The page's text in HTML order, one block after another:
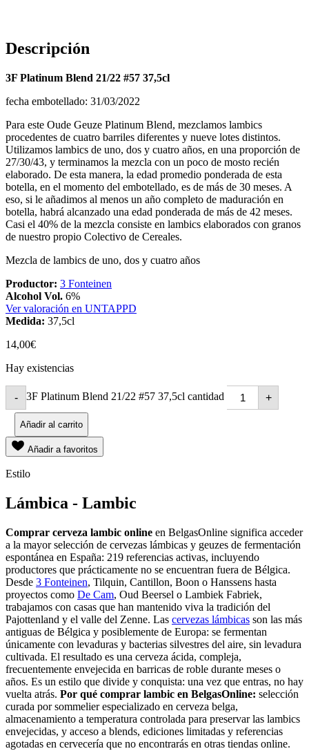
Descripción
3F Platinum Blend 21/22 #57 37,5cl
fecha embotellado: 31/03/2022
Para este Oude Geuze Platinum Blend, mezclamos lambics
procedentes de cuatro barriles diferentes y nueve lotes distintos.
Utilizamos lambics de uno, dos y cuatro años, en una proporción de
27/30/43, y terminamos la mezcla con un poco de mosto recién
elaborado. De esta manera, la edad promedio ponderada de esta
botella, en el momento del embotellado, es de más de 30 meses. A
eso, si le añadimos al menos un año completo de maduración en
botella, habrá alcanzado una edad ponderada de más de 42 meses.
Casi el 40% de la mezcla consiste en lambics elaborados con granos
de nuestro propio Colectivo de Cereales.
Mezcla de lambics de uno, dos y cuatro años
Productor: 3 Fonteinen
Alcohol Vol. 6%
Ver valoración en UNTAPPD
Medida: 37,5cl
14,00€
Hay existencias
- 3F Platinum Blend 21/22 #57 37,5cl cantidad +
Añadir al carrito
Añadir a favoritos
Estilo
Lámbica - Lambic
Comprar cerveza lambic online en BelgasOnline significa acceder
a la mayor selección de cervezas lámbicas y geuzes de fermentación
espontánea en España: 219 referencias activas, incluyendo
productores que prácticamente no se encuentran fuera de Bélgica.
Desde 3 Fonteinen, Tilquin, Cantillon, Boon o Hanssens hasta
proyectos como De Cam, Oud Beersel o Lambiek Fabriek,
trabajamos con casas que han mantenido viva la tradición del
Pajottenland y el valle del Zenne. Las cervezas lámbicas son las más
antiguas de Bélgica y posiblemente de Europa: se fermentan
únicamente con levaduras y bacterias silvestres del aire, sin levadura
cultivada. El resultado es una cerveza ácida, compleja,
frecuentemente envejecida en barricas de roble durante meses o
años. Es un estilo que divide y conquista: una vez que entras, no hay
vuelta atrás. Por qué comprar lambic en BelgasOnline: selección
curada por sommelier especializado en cerveza belga,
almacenamiento a temperatura controlada para preservar las lambics
envejecidas, y acceso a blends, ediciones limitadas y referencias
agotadas en cervecería que no encontrarás en otras tiendas online.